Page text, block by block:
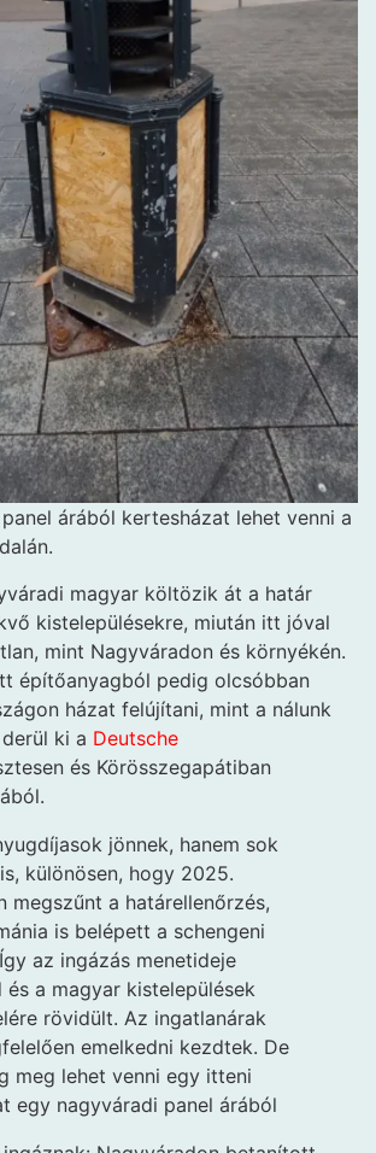
árából kertesházat lehet venni a
magyar költözik át a határ
kistelepülésekre, miután itt jóval
mint Nagyváradon és környékén.
építőanyagból pedig olcsóbban
házat felújítani, mint a nálunk
ki a Deutsche
és Körösszegapátiban
jönnek, hanem sok
különösen, hogy 2025.
megszűnt a határellenőrzés,
is belépett a schengeni
az ingázás menetideje
és a magyar kistelepülések
rövidült. Az ingatlanárak
emelkedni kezdtek. De
meg lehet venni egy itteni
egy nagyváradi panel árából